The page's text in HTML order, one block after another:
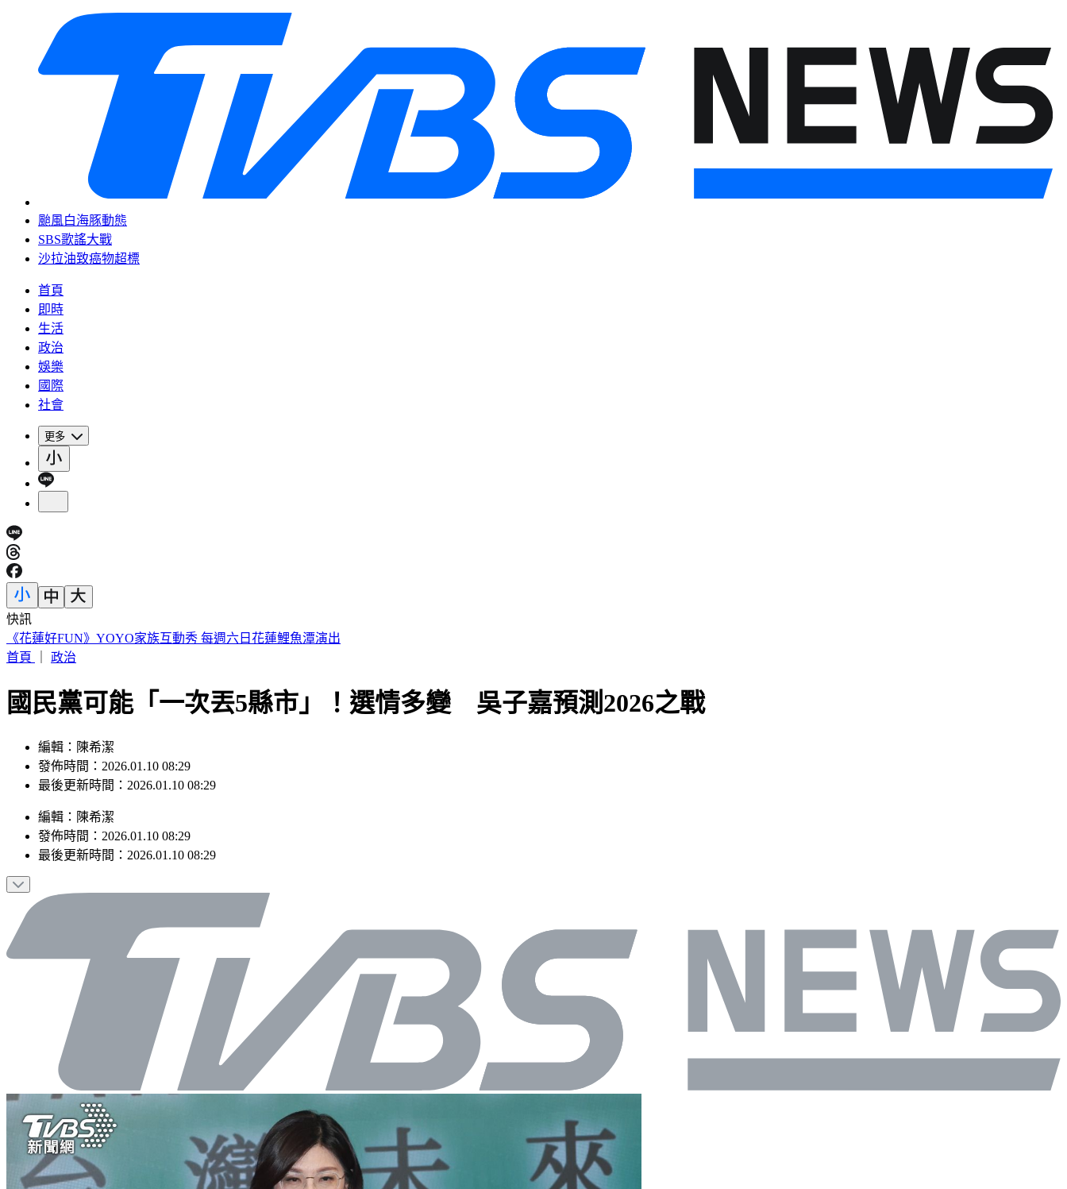
颱風白海豚動態
SBS歌謠大戰
沙拉油致癌物超標
首頁
即時
生活
政治
娛樂
國際
社會
更多
快訊
《花蓮好FUN》YOYO家族互動秀 每週六日花蓮鯉魚潭演出
首頁
政治
國民黨可能「一次丟5縣市」！選情多變 吳子嘉預測2026之戰
編輯：陳希潔
發佈時間：2026.01.10 08:29
最後更新時間：2026.01.10 08:29
編輯 ： 陳希潔
發佈時間： 2026.01.10 08:29
最後更新時間： 2026.01.10 08:29